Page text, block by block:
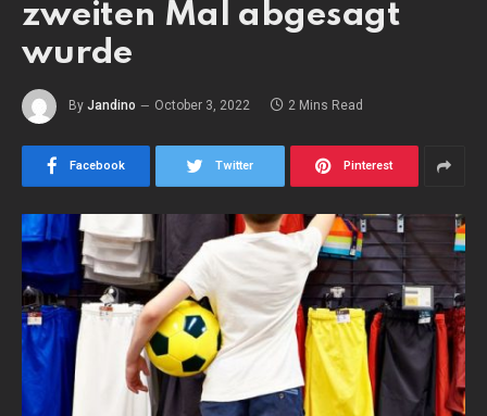
zweiten Mal abgesagt
wurde
By Jandino October 3, 2022 2 Mins Read
Facebook Twitter Pinterest